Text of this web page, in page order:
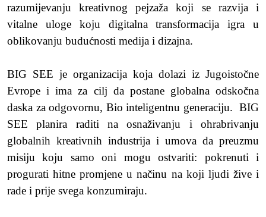
razumijevanju kreativnog pejzaža koji se razvija i
vitalne uloge koju digitalna transformacija igra u
oblikovanju budućnosti medija i dizajna.
BIG SEE je organizacija koja dolazi iz Jugoistočne
Evrope i ima za cilj da postane globalna odskočna
daska za odgovornu, Bio inteligentnu generaciju. BIG
SEE planira raditi na osnaživanju i ohrabrivanju
globalnih kreativnih industrija i umova da preuzmu
misiju koju samo oni mogu ostvariti: pokrenuti i
progurati hitne promjene u načinu na koji ljudi žive i
rade i prije svega konzumiraju.